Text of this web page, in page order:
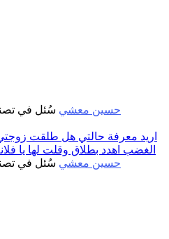
حسين معشي سُئل في
الغضب اهدد بطلاق وقلت لها يا
حسين معشي سُئل في